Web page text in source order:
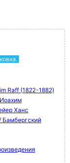
Raff (1822-1882)
Ханс
Бамбергский